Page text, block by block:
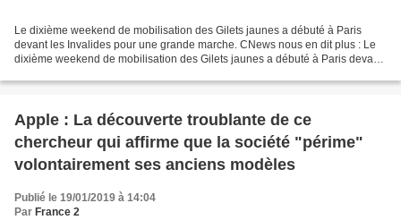
Le dixième weekend de mobilisation des Gilets jaunes a débuté à Paris
devant les Invalides pour une grande marche. CNews nous en dit plus : Le
dixième weekend de mobilisation des Gilets jaunes a débuté à Paris devant
Apple : La découverte troublante de ce
chercheur qui affirme que la société "périme"
volontairement ses anciens modèles
Publié le 19/01/2019 à 14:04
Par France 2